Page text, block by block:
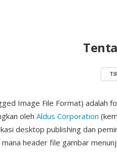
Image File Format) adalah
oleh Aldus Corporation
desktop publishing dan
header file gambar